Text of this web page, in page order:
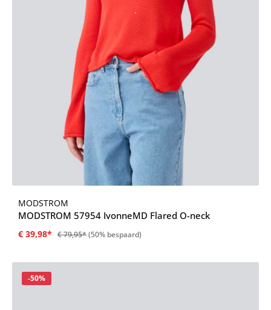
MODSTROM
MODSTROM 57954 IvonneMD Flared O-neck
€ 39,98* € 79,95*(50% bespaard)
Korting
-50%